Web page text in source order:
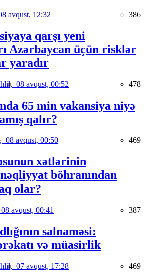
avqust, 12:32 386
qarşı yeni
Azərbaycan üçün risklər
yaradır
08 avqust, 00:52 478
65 min vakansiya niyə
qalır?
08 avqust, 00:50 469
xətlərinin
böhranından
olar?
08 avqust, 00:41 387
salnaməsi:
və müasirlik
07 avqust, 17:28 469